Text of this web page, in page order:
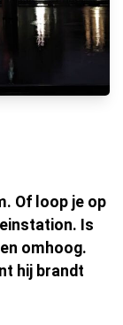
Of loop je op
Is
omhoog.
hij brandt